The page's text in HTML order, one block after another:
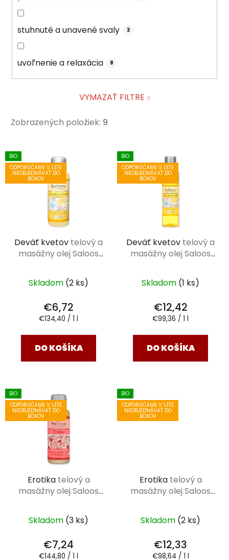
stuhnuté a unavené svaly 3
uvoľnenie a relaxácia 8
VYMAZAŤ FILTRE
Zobrazených položiek: 9
V
ý
BIO
ODPORÚČAME V LETE
NEOBJEDNÁVAŤ DO
BOXOV
Deväť kvetov telový a
masážny olej Saloos
Skladom (2 ks)
€6,72
Jednotková
€134,40 / 1 l
DO KOŠÍKA
BIO
ODPORÚČAME V LETE
NEOBJEDNÁVAŤ DO
BOXOV
Deväť kvetov telový a
masážny olej Saloos
Skladom (1 ks)
€12,42
Jednotková
€99,36 / 1 l
DO KOŠÍKA
BIO
ODPORÚČAME V LETE
NEOBJEDNÁVAŤ DO
BOXOV
Erotika telový a
masážny olej Saloos
Skladom (3 ks)
€7,24
Jednotková
€144,80 / 1 l
BIO
ODPORÚČAME V LETE
NEOBJEDNÁVAŤ DO
BOXOV
Erotika telový a
masážny olej Saloos
Skladom (2 ks)
€12,33
Jednotková
€98,64 / 1 l